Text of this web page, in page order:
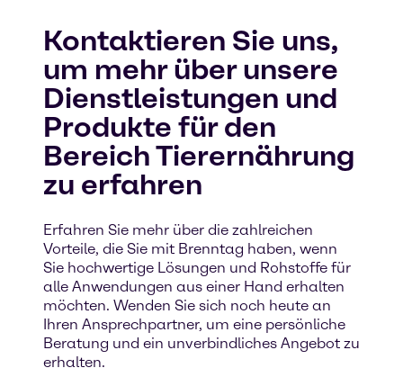
Kontaktieren Sie uns,
um mehr über unsere
Dienstleistungen und
Produkte für den
Bereich Tierernährung
zu erfahren
Erfahren Sie mehr über die zahlreichen
Vorteile, die Sie mit Brenntag haben, wenn
Sie hochwertige Lösungen und Rohstoffe für
alle Anwendungen aus einer Hand erhalten
möchten. Wenden Sie sich noch heute an
Ihren Ansprechpartner, um eine persönliche
Beratung und ein unverbindliches Angebot zu
erhalten.